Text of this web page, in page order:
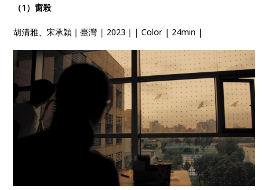
（1）窗殺
胡清雅、宋承穎｜臺灣 | 2023｜| Color | 24min |